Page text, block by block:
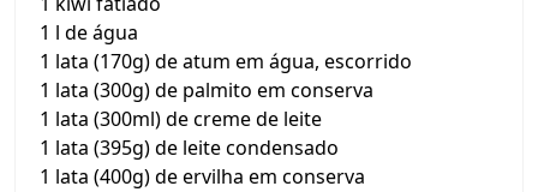
1 l de água
1 lata (170g) de atum em água, escorrido
1 lata (300g) de palmito em conserva
1 lata (300ml) de creme de leite
1 lata (395g) de leite condensado
1 lata (400g) de ervilha em conserva